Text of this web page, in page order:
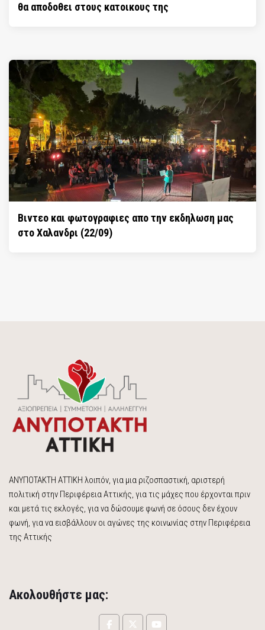
θα αποδοθει στους κατοικους της
Βιντεο και φωτογραφιες απο την εκδηλωση μας
στο Χαλανδρι (22/09)
ΑΝΥΠΟΤΑΚΤΗ ΑΤΤΙΚΗ λοιπόν, για μια ριζοσπαστική, αριστερή
πολιτική στην Περιφέρεια Αττικής, για τις μάχες που έρχονται πριν
και μετά τις εκλογές, για να δώσουμε φωνή σε όσους δεν έχουν
φωνή, για να εισβάλλουν οι αγώνες της κοινωνίας στην Περιφέρεια
της Αττικής
Ακολουθήστε μας: